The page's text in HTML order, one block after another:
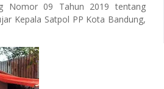
Nomor 09 Tahun 2019 tentang
Kepala Satpol PP Kota Bandung,